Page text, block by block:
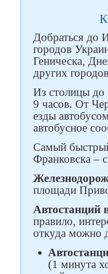
Добраться до
городов
Геническа,
других
Из столицы до
9 часов. От
езды
автобусное
Самый
Франковска –
площади
Автостанций
правило,
откуда можно
(1 минута